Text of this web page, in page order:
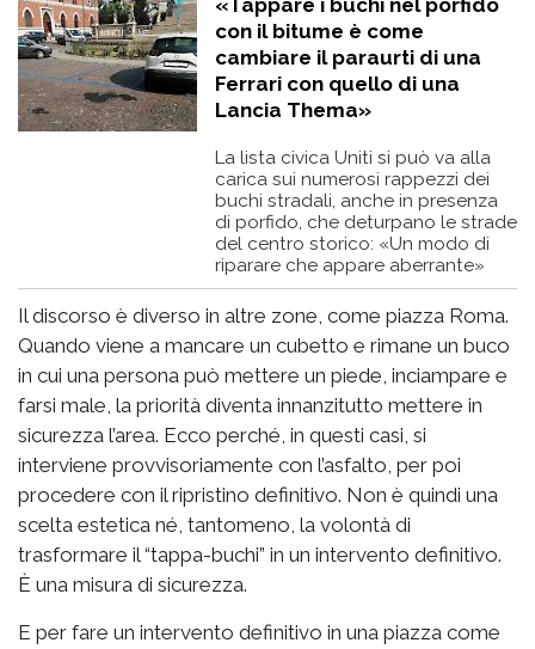
«Tappare i buchi nel porfido
con il bitume è come
cambiare il paraurti di una
Ferrari con quello di una
Lancia Thema»
La lista civica Uniti si può va alla
carica sui numerosi rappezzi dei
buchi stradali, anche in presenza
di porfido, che deturpano le strade
del centro storico: «Un modo di
riparare che appare aberrante»
Il discorso è diverso in altre zone, come piazza Roma.
Quando viene a mancare un cubetto e rimane un buco
in cui una persona può mettere un piede, inciampare e
farsi male, la priorità diventa innanzitutto mettere in
sicurezza l’area. Ecco perché, in questi casi, si
interviene provvisoriamente con l’asfalto, per poi
procedere con il ripristino definitivo. Non è quindi una
scelta estetica né, tantomeno, la volontà di
trasformare il “tappa-buchi” in un intervento definitivo.
È una misura di sicurezza.
E per fare un intervento definitivo in una piazza come